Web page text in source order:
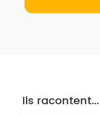
Ils racontent…